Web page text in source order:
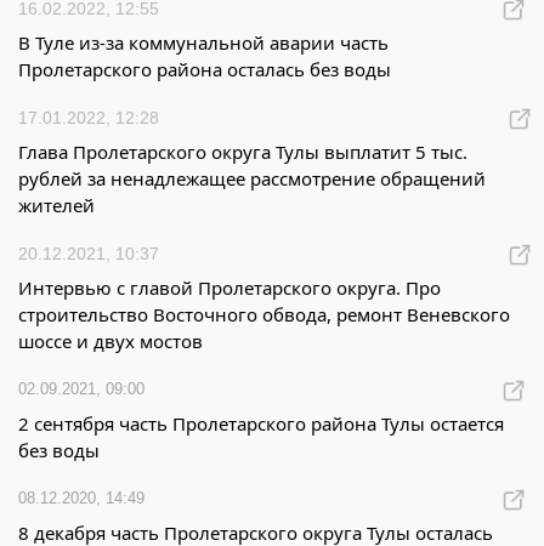
16.02.2022, 12:55
В Туле из-за коммунальной аварии часть
Пролетарского района осталась без воды
17.01.2022, 12:28
Глава Пролетарского округа Тулы выплатит 5 тыс.
рублей за ненадлежащее рассмотрение обращений
жителей
20.12.2021, 10:37
Интервью с главой Пролетарского округа. Про
строительство Восточного обвода, ремонт Веневского
шоссе и двух мостов
02.09.2021, 09:00
2 сентября часть Пролетарского района Тулы остается
без воды
08.12.2020, 14:49
8 декабря часть Пролетарского округа Тулы осталась